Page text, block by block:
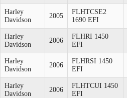
Harley
Davidson
2005
FLHTCSE2
1690 EFI
Harley
Davidson
2006
FLHRI 1450
EFI
Harley
Davidson
2006
FLHRSI 1450
EFI
Harley
Davidson
2006
FLHTCUI 1450
EFI